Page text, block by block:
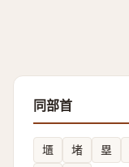
同部首
㙺 堵 塁